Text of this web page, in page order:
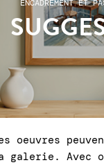
ENCADREMENT ET
oeuvres
galerie. Avec